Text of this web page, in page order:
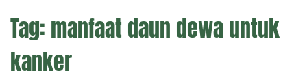
Tag: manfaat daun dewa untuk
kanker